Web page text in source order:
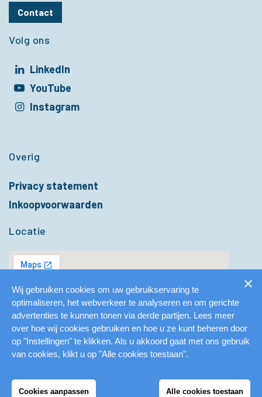
Contact
Volg ons
LinkedIn
in een nieuw venster
YouTube
in een nieuw venster
Instagram
Overig
Privacy statement
Inkoopvoorwaarden
Locatie
Wij gebruiken cookies om uw gebruikservaring te
optimaliseren, het webverkeer te analyseren en om gerichte
advertenties te kunnen tonen via derde partijen. Lees meer
over hoe wij cookies gebruiken en hoe u ze kunt beheren door
op "Instellingen" te klikken. Als u akkoord gaat met ons gebruik
van cookies, klikt u op "Alle cookies toestaan".
Cookies aanpassen Alle cookies toestaan